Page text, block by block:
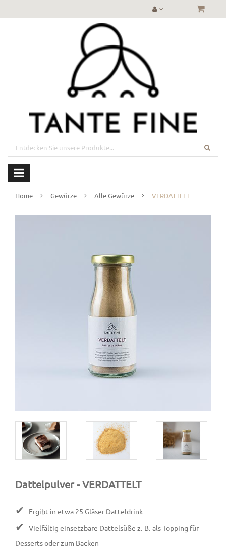
Home Gewürze Alle Gewürze VERDATTELT
Dattelpulver- VERDATTELT
✔ Ergibt in etwa 25 Gläser Datteldrink
✔ Vielfältig einsetzbare Dattelsüße z. B. als Topping für
Desserts oder zum Backen